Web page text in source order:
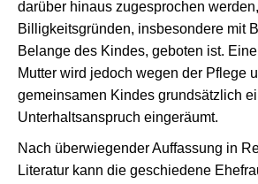
darüber hinaus zugesprochen
Billigkeitsgründen, insbesondere mit
Belange des Kindes, geboten ist.
Mutter wird jedoch wegen der Pflege
gemeinsamen Kindes grundsätzlich
Unterhaltsanspruch eingeräumt.
Nach überwiegender Auffassung in
Literatur kann die geschiedene